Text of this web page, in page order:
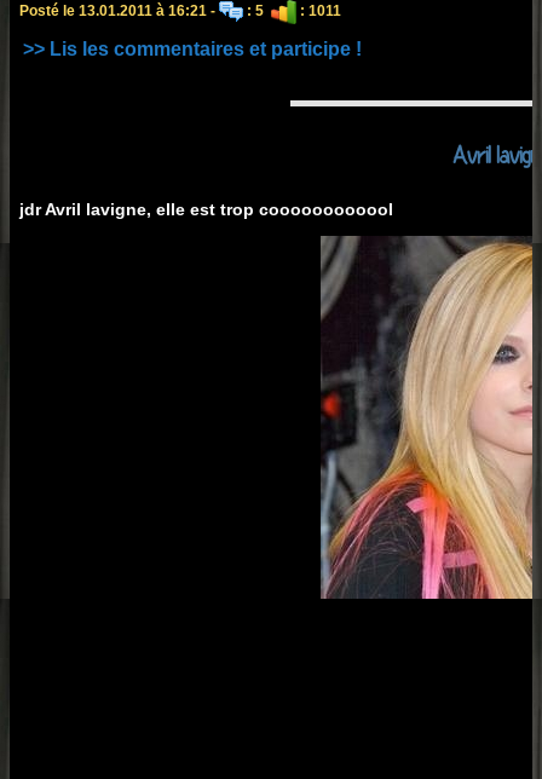
Posté le 13.01.2011 à 16:21 - : 5 : 1011
>> Lis les commentaires et participe !
Avril
jdr Avril lavigne, elle est trop coooooooooool